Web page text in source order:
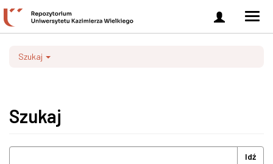
Zaloguj
się
Szukaj
Szukaj
Idź